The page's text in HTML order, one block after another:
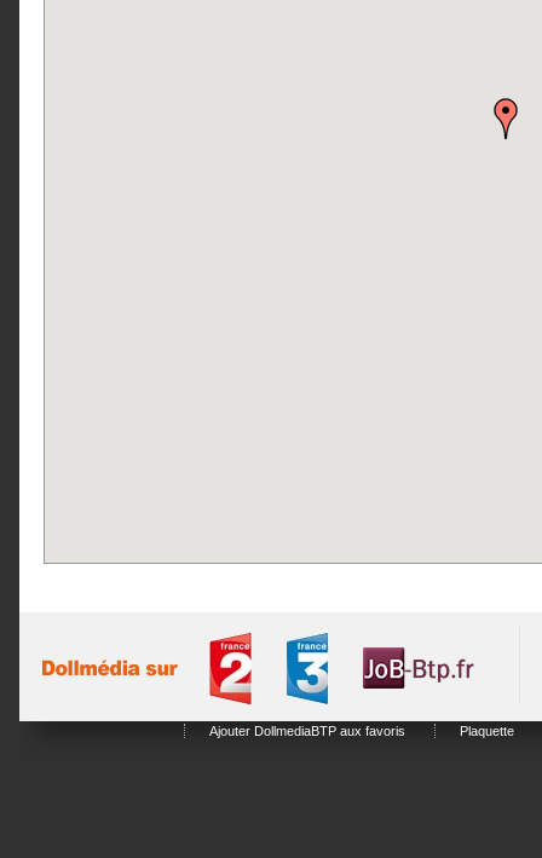
Ajouter DollmediaBTP aux favoris Plaquette